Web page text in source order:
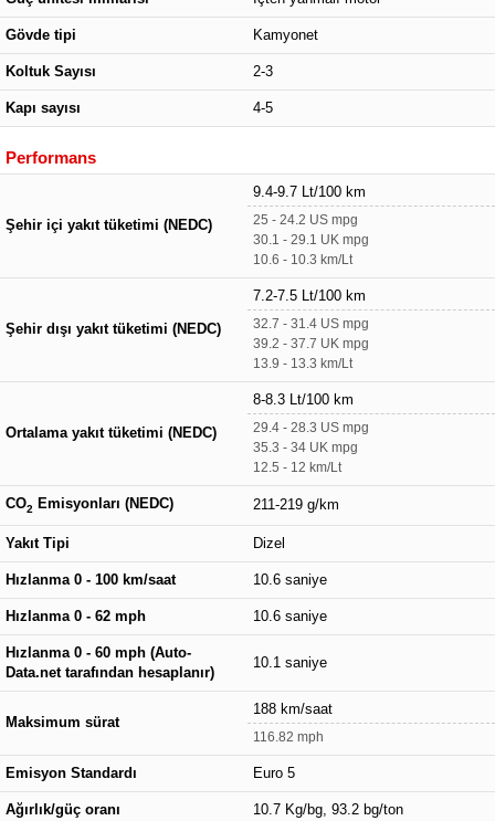
Gövde tipi Kamyonet
Koltuk Sayısı 2-3
Kapı sayısı 4-5
Performans
Şehir içi yakıt tüketimi (NEDC)
9.4-9.7 Lt/100 km
25 - 24.2 US mpg
30.1 - 29.1 UK mpg
10.6 - 10.3 km/Lt
Şehir dışı yakıt tüketimi (NEDC)
7.2-7.5 Lt/100 km
32.7 - 31.4 US mpg
39.2 - 37.7 UK mpg
13.9 - 13.3 km/Lt
Ortalama yakıt tüketimi (NEDC)
8-8.3 Lt/100 km
29.4 - 28.3 US mpg
35.3 - 34 UK mpg
12.5 - 12 km/Lt
CO2 Emisyonları (NEDC) 211-219 g/km
Yakıt Tipi Dizel
Hızlanma 0 - 100 km/saat 10.6 saniye
Hızlanma 0 - 62 mph 10.6 saniye
Hızlanma 0 - 60 mph (Auto-
Data.net tarafından hesaplanır)
10.1 saniye
Maksimum sürat
188 km/saat
116.82 mph
Emisyon Standardı Euro 5
Ağırlık/güç oranı 10.7 Kg/bg, 93.2 bg/ton